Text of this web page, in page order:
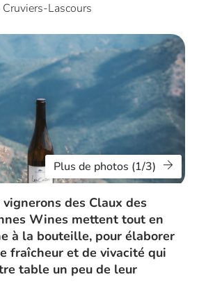
Cruviers-Lascours
Plus de photos (1/3)
des Claux des
Wines mettent tout en
à la bouteille, pour élaborer
fraîcheur et de vivacité qui
table un peu de leur